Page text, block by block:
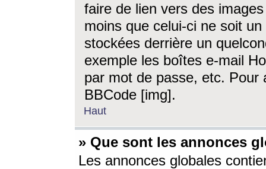
faire de lien vers des
moins que celui-ci ne soit
stockées derrière un
exemple les boîtes e-mail
par mot de passe, etc. Pour
BBCode [img].
Haut
» Que sont les annonces
Les annonces globales